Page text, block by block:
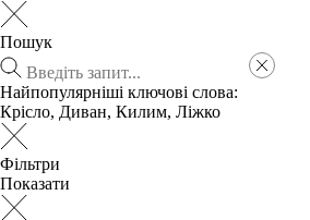
Пошук
Найпопулярніші ключові слова:
Крісло, Диван, Килим, Ліжко
Фільтри
Показати